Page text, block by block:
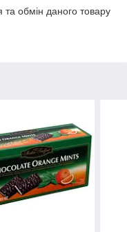
обмін даного товару